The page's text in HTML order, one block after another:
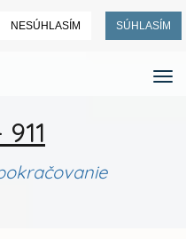
NESÚHLASÍM SÚHLASÍM